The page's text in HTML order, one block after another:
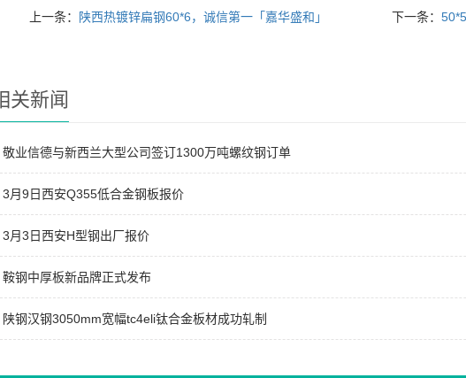
上一条： 陕西热镀锌扁钢60*6，诚信第一「嘉华盛和」 下一条：
关新闻
敬业信德与新西兰大型公司签订1300万吨螺纹钢订单
3月9日西安Q355低合金钢板报价
3月3日西安H型钢出厂报价
鞍钢中厚板新品牌正式发布
陕钢汉钢3050mm宽幅tc4eli钛合金板材成功轧制